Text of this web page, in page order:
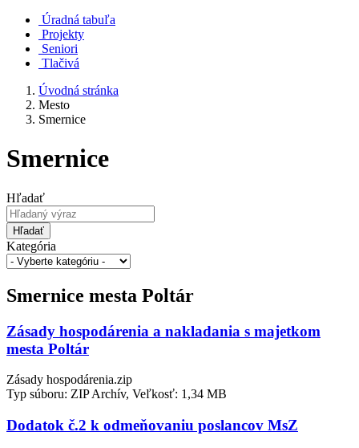
Úradná tabuľa
Projekty
Seniori
Tlačivá
Úvodná stránka
Mesto
Smernice
Smernice
Hľadať
Hľadať
Kategória
Smernice mesta Poltár
Zásady hospodárenia a nakladania s majetkom
mesta Poltár
Zásady hospodárenia.zip
Typ súboru: ZIP Archív, Veľkosť: 1,34 MB
Dodatok č.2 k odmeňovaniu poslancov MsZ